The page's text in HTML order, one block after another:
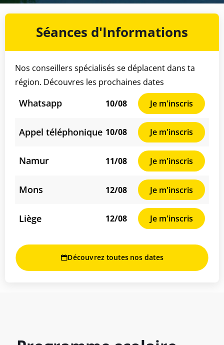
Séances d'Informations
Nos conseillers spécialisés se déplacent dans ta
région. Découvres les prochaines dates
Whatsapp 10/08 Je m'inscris
Appel téléphonique 10/08 Je m'inscris
Namur 11/08 Je m'inscris
Mons 12/08 Je m'inscris
Liège 12/08 Je m'inscris
Découvrez toutes nos dates